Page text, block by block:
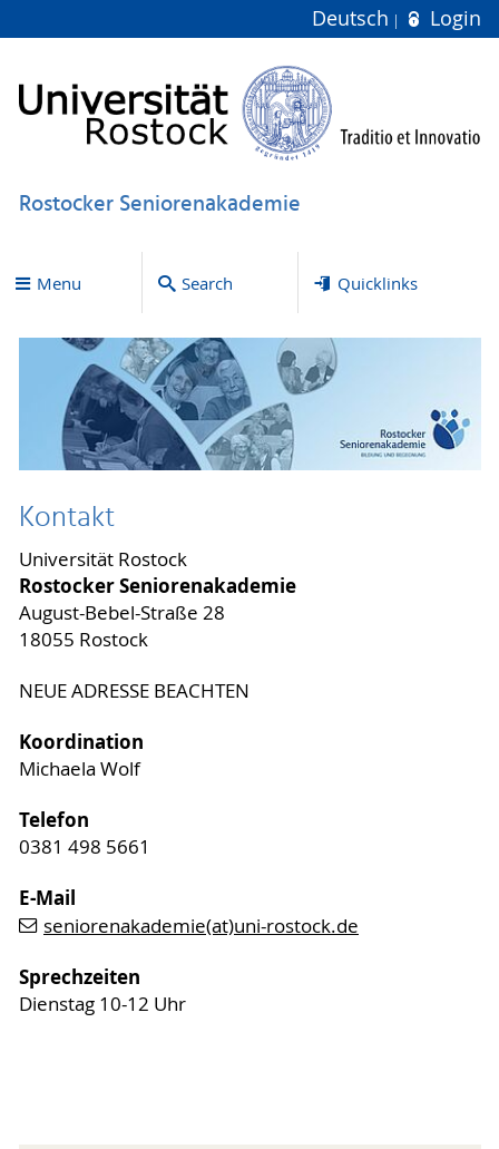
Deutsch Login
Rostocker Seniorenakademie
Menu Search Quicklinks
Kontakt
Universität Rostock
Rostocker Seniorenakademie
August-Bebel-Straße 28
18055 Rostock
NEUE ADRESSE BEACHTEN
Koordination
Michaela Wolf
Telefon
0381 498 5661
E-Mail
seniorenakademie(at)uni-rostock.de
Sprechzeiten
Dienstag 10-12 Uhr